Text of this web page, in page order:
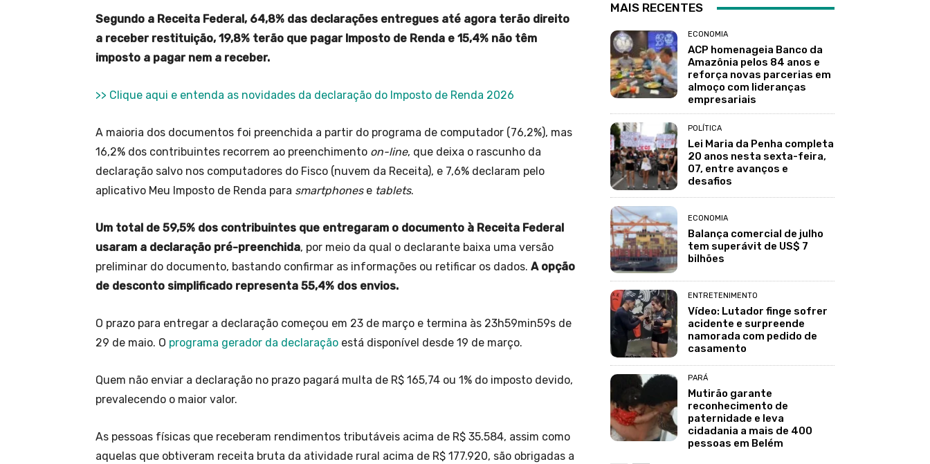
Segundo a Receita Federal, 64,8% das declarações entregues até agora terão direito
a receber restituição, 19,8% terão que pagar Imposto de Renda e 15,4% não têm
imposto a pagar nem a receber.
>> Clique aqui e entenda as novidades da declaração do Imposto de Renda 2026
A maioria dos documentos foi preenchida a partir do programa de computador (76,2%), mas
16,2% dos contribuintes recorrem ao preenchimento on-line, que deixa o rascunho da
declaração salvo nos computadores do Fisco (nuvem da Receita), e 7,6% declaram pelo
aplicativo Meu Imposto de Renda para smartphonese tablets.
Um total de 59,5% dos contribuintes que entregaram o documento à Receita Federal
usaram a declaração pré-preenchida, por meio da qual o declarante baixa uma versão
preliminar do documento, bastando confirmar as informações ou retificar os dados. A opção
de desconto simplificado representa 55,4% dos envios.
O prazo para entregar a declaração começou em 23 de março e termina às 23h59min59s de
29 de maio. O programa gerador da declaração está disponível desde 19 de março.
Quem não enviar a declaração no prazo pagará multa de R$ 165,74 ou 1% do imposto devido,
prevalecendo o maior valor.
As pessoas físicas que receberam rendimentos tributáveis acima de R$ 35.584, assim como
aquelas que obtiveram receita bruta da atividade rural acima de R$ 177.920, são obrigadas a
MAIS RECENTES
ECONOMIA
ACP homenageia Banco da
Amazônia pelos 84 anos e
reforça novas parcerias em
almoço com lideranças
empresariais
POLÍTICA
Lei Maria da Penha completa
20 anos nesta sexta-feira,
07, entre avanços e
desafios
ECONOMIA
Balança comercial de julho
tem superávit de US$ 7
bilhões
ENTRETENIMENTO
Vídeo: Lutador finge sofrer
acidente e surpreende
namorada com pedido de
casamento
PARÁ
Mutirão garante
reconhecimento de
paternidade e leva
cidadania a mais de 400
pessoas em Belém